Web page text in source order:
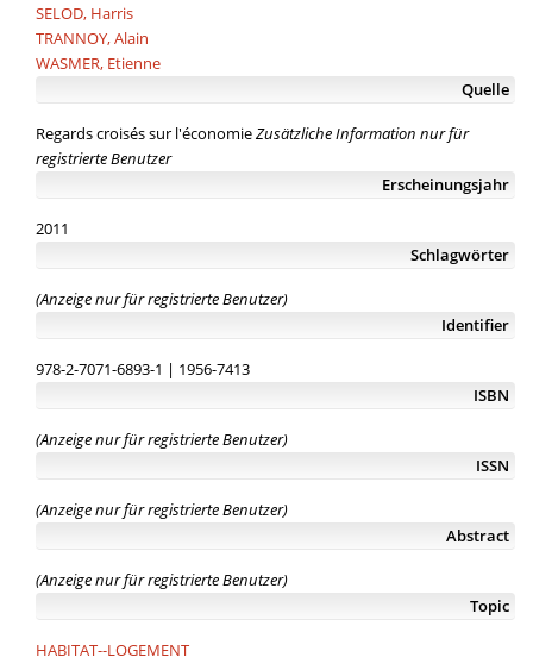
SELOD, Harris
TRANNOY, Alain
WASMER, Etienne
Quelle
Regards croisés sur l'économieZusätzliche Information nur für
registrierte Benutzer
Erscheinungsjahr
2011
Schlagwörter
(Anzeige nur für registrierte Benutzer)
Identifier
978-2-7071-6893-1 | 1956-7413
ISBN
(Anzeige nur für registrierte Benutzer)
ISSN
(Anzeige nur für registrierte Benutzer)
Abstract
(Anzeige nur für registrierte Benutzer)
Topic
HABITAT--LOGEMENT